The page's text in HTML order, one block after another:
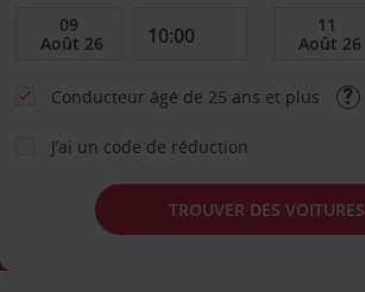
Conducteur âgé de 25 ans et plus
J’ai un code de réduction
TROUVER DES VOITURES